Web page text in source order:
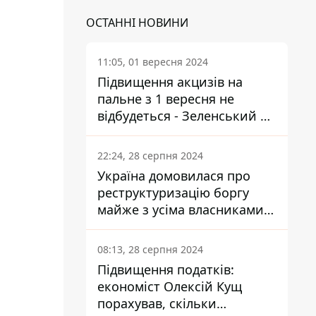
ОСТАННІ НОВИНИ
11:05, 01 вересня 2024
Підвищення акцизів на
пальне з 1 вересня не
відбудеться - Зеленський не
підписав закон
22:24, 28 серпня 2024
Україна домовилася про
реструктуризацію боргу
майже з усіма власниками
єврооблігацій: що це
означає для країни
08:13, 28 серпня 2024
Підвищення податків:
економіст Олексій Кущ
порахував, скільки